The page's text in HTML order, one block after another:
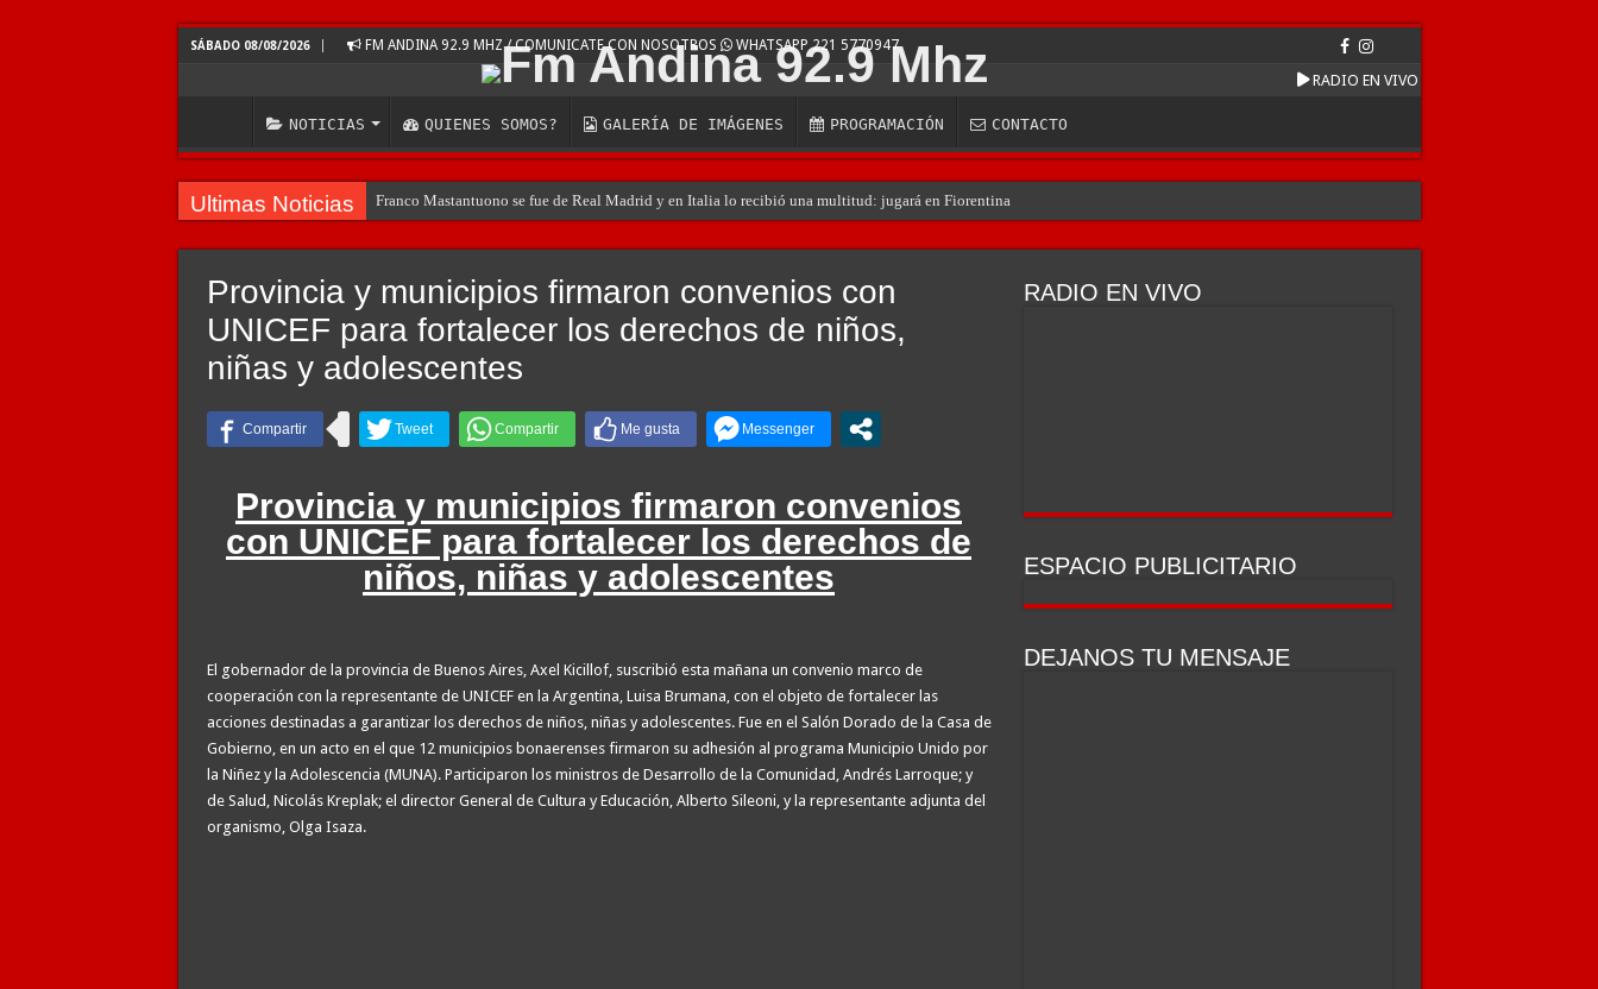
SÁBADO 08/08/2026 FM ANDINA 92.9 MHZ / COMUNICATE CON NOSOTROS WHATSAPP 221 5770947
RADIO EN VIVO
NOTICIAS QUIENES SOMOS? GALERÍA DE IMÁGENES PROGRAMACIÓN CONTACTO
Ultimas Noticias Franco Mastantuono se fue de Real Madrid y en Italia lo recibió una multitud: jugará en Fiorentina
Provincia y municipios firmaron convenios con
UNICEF para fortalecer los derechos de niños,
niñas y adolescentes
Provincia y municipios firmaron convenios
con UNICEF para fortalecer los derechos de
niños, niñas y adolescentes
El gobernador de la provincia de Buenos Aires, Axel Kicillof, suscribió esta mañana un convenio marco de
cooperación con la representante de UNICEF en la Argentina, Luisa Brumana, con el objeto de fortalecer las
acciones destinadas a garantizar los derechos de niños, niñas y adolescentes. Fue en el Salón Dorado de la Casa de
Gobierno, en un acto en el que 12 municipios bonaerenses firmaron su adhesión al programa Municipio Unido por
la Niñez y la Adolescencia (MUNA). Participaron los ministros de Desarrollo de la Comunidad, Andrés Larroque; y
de Salud, Nicolás Kreplak; el director General de Cultura y Educación, Alberto Sileoni, y la representante adjunta del
organismo, Olga Isaza.
RADIO EN VIVO
ESPACIO PUBLICITARIO
DEJANOS TU MENSAJE